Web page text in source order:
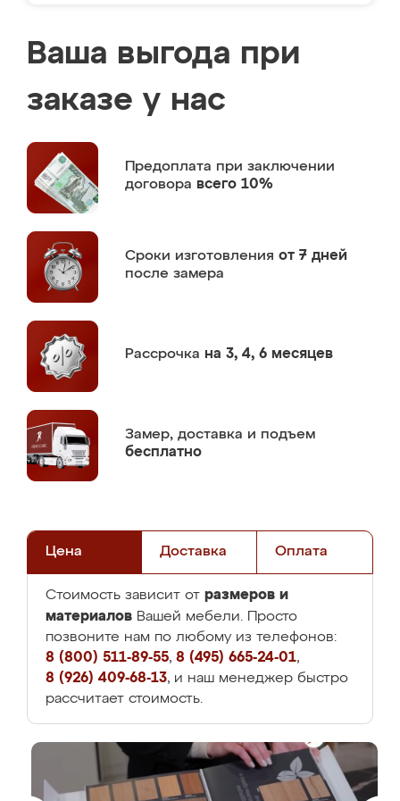
Ваша выгода при
заказе у нас
Предоплата при заключении
договора всего 10%
Сроки изготовления от 7 дней
после замера
Рассрочка на 3, 4, 6 месяцев
Замер, доставка и подъем
бесплатно
Цена Доставка Оплата
Стоимость зависит от размеров и
материалов Вашей мебели. Просто
позвоните нам по любому из телефонов:
8 (800) 511-89-55, 8 (495) 665-24-01,
8 (926) 409-68-13, и наш менеджер быстро
рассчитает стоимость.